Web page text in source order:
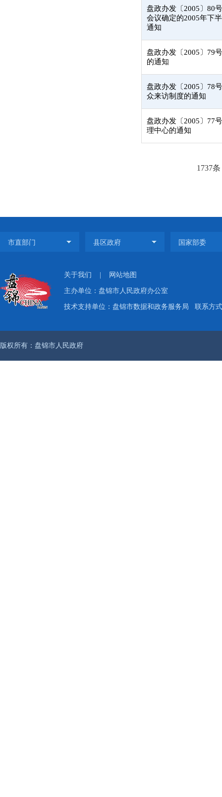
盘政办发〔2005〕80
会议确定的2005年下
通知
盘政办发〔2005〕79
的通知
盘政办发〔2005〕78
众来访制度的通知
盘政办发〔2005〕77
理中心的通知
1737
关于我们 网站地图
主办单位：盘锦市人民政府办公室
技术支持单位：盘锦市数据和政务服务局 联系方
版权所有：盘锦市人民政府